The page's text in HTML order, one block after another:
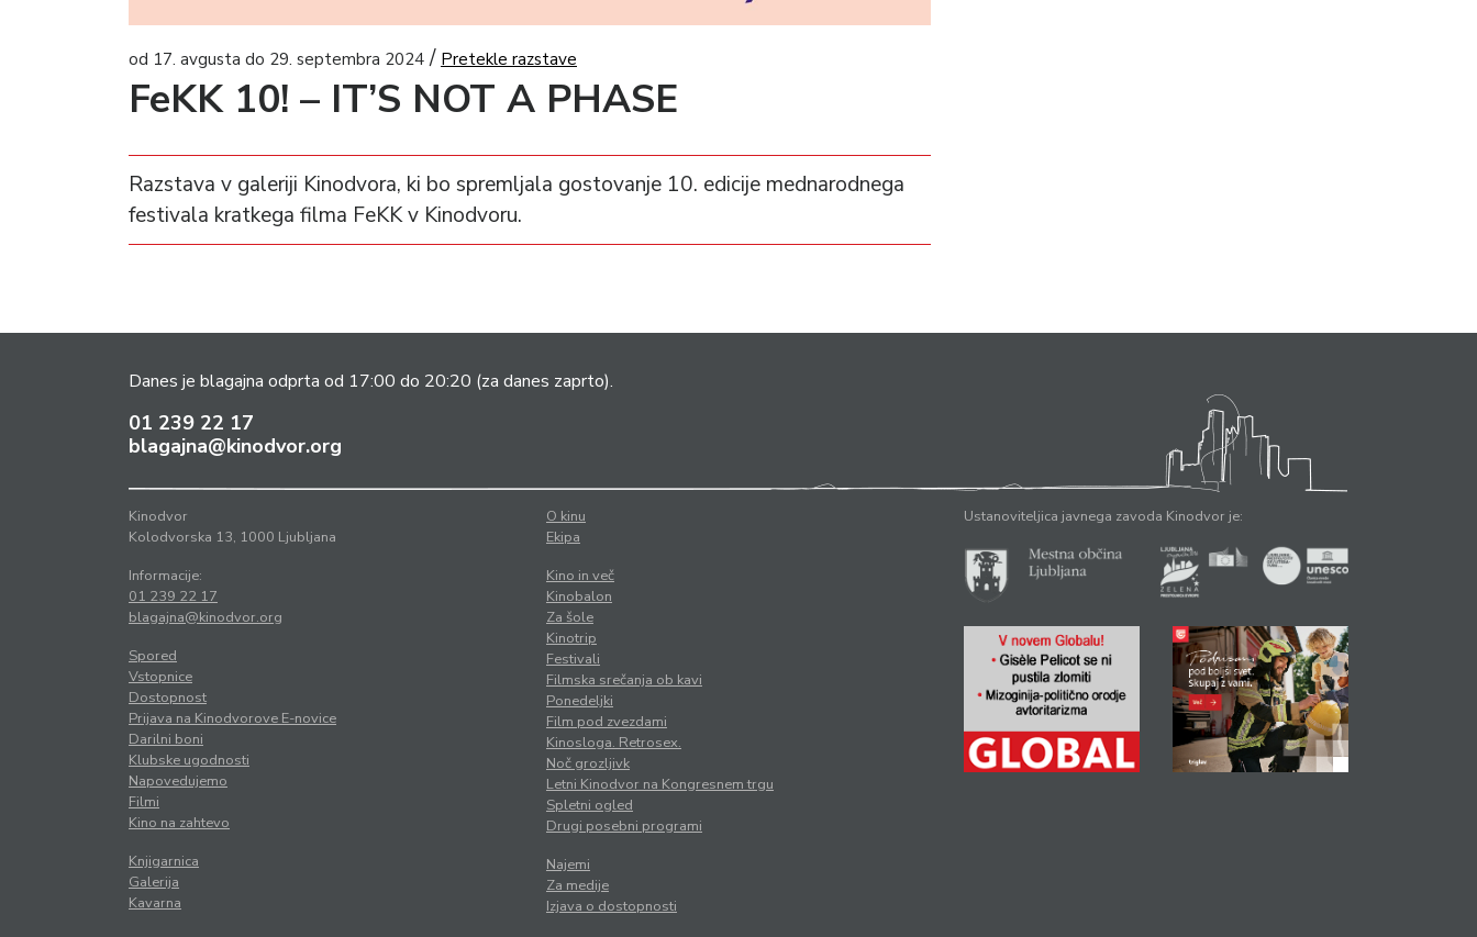
od 17. avgusta do 29. septembra 2024/ Pretekle razstave
FeKK 10! – IT’S NOT A PHASE
Razstava v galeriji Kinodvora, ki bo spremljala gostovanje 10. edicije mednarodnega
festivala kratkega filma FeKK v Kinodvoru.
Danes je blagajna odprta od 17:00 do 20:20 (za danes zaprto).
01 239 22 17
blagajna@kinodvor.org
Kinodvor
Kolodvorska 13, 1000 Ljubljana
Informacije:
01 239 22 17
blagajna@kinodvor.org
Spored
Vstopnice
Dostopnost
Prijava na Kinodvorove E-novice
Darilni boni
Klubske ugodnosti
Napovedujemo
Filmi
Kino na zahtevo
Knjigarnica
Galerija
Kavarna
O kinu
Ekipa
Kino in več
Kinobalon
Za šole
Kinotrip
Festivali
Filmska srečanja ob kavi
Ponedeljki
Film pod zvezdami
Kinosloga. Retrosex.
Noč grozljivk
Letni Kinodvor na Kongresnem trgu
Spletni ogled
Drugi posebni programi
Najemi
Za medije
Izjava o dostopnosti
Ustanoviteljica javnega zavoda Kinodvor je: